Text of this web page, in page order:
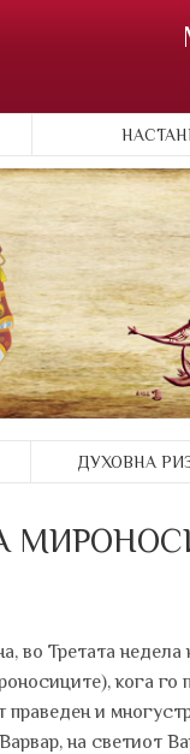
ДУХОВНА
во Третата недела
кога го
праведен и
на светиот